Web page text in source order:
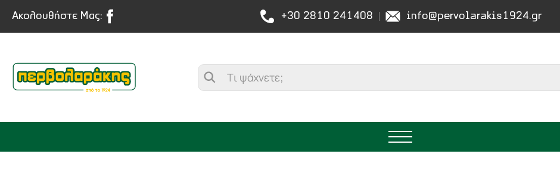
Ακολουθήστε Μας: +30 2810 241408 info@pervolarakis1924.gr